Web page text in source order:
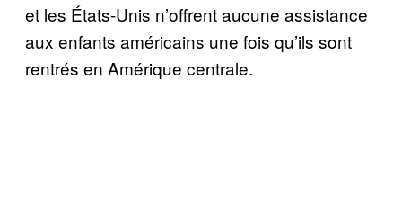
et les États-Unis n’offrent aucune assistance
aux enfants américains une fois qu’ils sont
rentrés en Amérique centrale.